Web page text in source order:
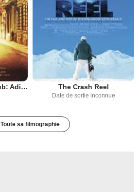
Buena Vista Social Club: Adios The Crash Reel
Date de sortie inconnue
Toute sa filmographie